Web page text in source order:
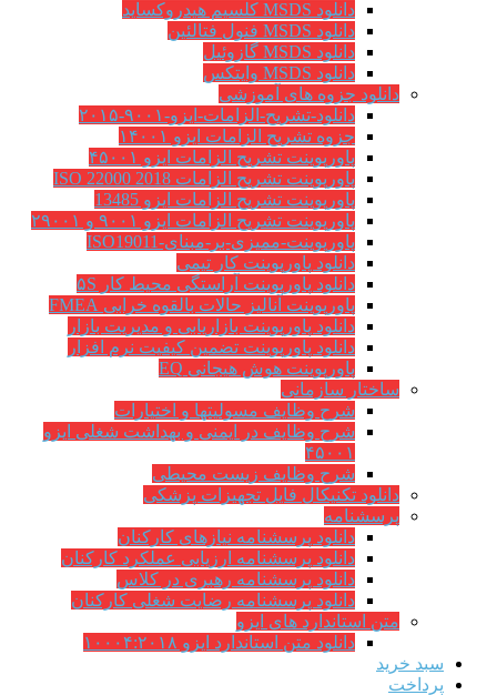
دانلود MSDS کلسیم هیدروکساید
دانلود MSDS فنول فتالئین
دانلود MSDS گازوئیل
دانلود MSDS وایتکس
دانلود جزوه های آموزشی
دانلود-تشریح-الزامات-ایزو-۹۰۰۱-۲۰۱۵
جزوه تشریح الزامات ایزو ۱۴۰۰۱
پاورپوینت تشریح الزامات ایزو ۴۵۰۰۱
پاورپوینت تشریح الزامات ISO 22000 2018
پاورپوینت تشریح الزامات ایزو 13485
پاورپوینت تشریح الزامات ایزو ۹۰۰۱ و ۲۹۰۰۱
پاورپوینت-ممیزی-بر-مبنای-ISO19011
دانلود پاورپوینت کار تیمی
دانلود پاورپوینت آراستگی محیط کار ۵S
پاورپوینت آنالیز حالات بالقوه خرابی FMEA
دانلود پاورپوینت بازاریابی و مدیریت بازار
دانلود پاورپوینت تضمین کیفیت نرم افزار
پاورپوینت هوش هیجانی EQ
ساختار سازمانی
شرح وظايف مسوليتها و اختيارات
شرح وظایف در ایمنی و بهداشت شغلی ایزو
۴۵۰۰۱
شرح وظایف زیست محیطی
دانلود تکنیکال فایل تجهیزات پزشکی
پرسشنامه
دانلود پرسشنامه نیازهای کارکنان
دانلود پرسشنامه ارزیابی عملکرد کارکنان
دانلود پرسشنامه رهبری در کلاس
دانلود پرسشنامه رضایت شغلی کارکنان
متن استاندارد های ایزو
دانلود متن استاندارد ایزو ۱۰۰۰۴:۲۰۱۸
سبد خرید
پرداخت